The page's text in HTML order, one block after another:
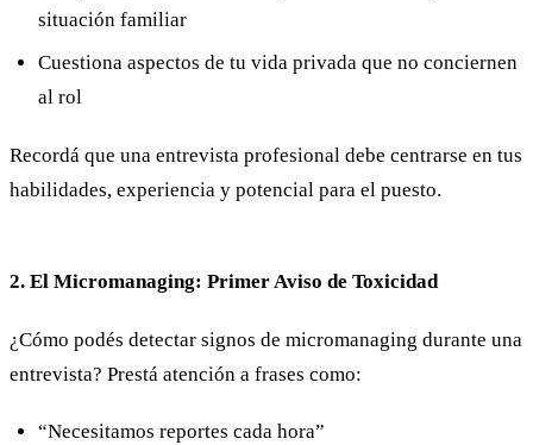
situación familiar
Cuestiona aspectos de tu vida privada que no conciernen
al rol
Recordá que una entrevista profesional debe centrarse en tus
habilidades, experiencia y potencial para el puesto.
2. El Micromanaging: Primer Aviso de Toxicidad
¿Cómo podés detectar signos de micromanaging durante una
entrevista? Prestá atención a frases como:
“Necesitamos reportes cada hora”